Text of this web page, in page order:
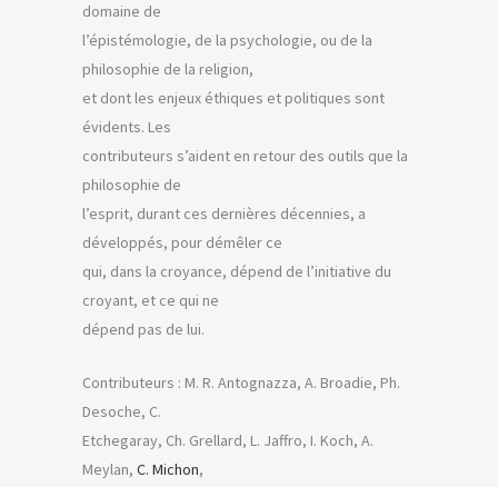
domaine de
l’épistémologie, de la psychologie, ou de la
philosophie de la religion,
et dont les enjeux éthiques et politiques sont
évidents. Les
contributeurs s’aident en retour des outils que la
philosophie de
l’esprit, durant ces dernières décennies, a
développés, pour démêler ce
qui, dans la croyance, dépend de l’initiative du
croyant, et ce qui ne
dépend pas de lui.
Contributeurs : M. R. Antognazza, A. Broadie, Ph.
Desoche, C.
Etchegaray, Ch. Grellard, L. Jaffro, I. Koch, A.
Meylan, C. Michon,